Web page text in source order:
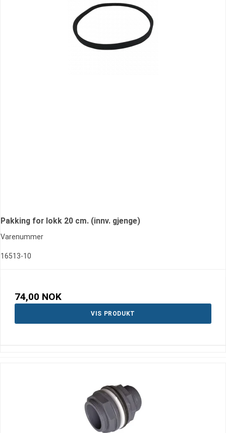
Pakking for lokk 20 cm. (innv. gjenge)
Varenummer
16513-10
74,00 NOK
VIS PRODUKT